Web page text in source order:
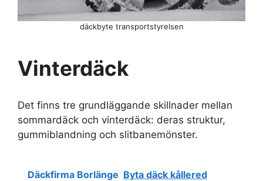
Vinterdäck
Det finns tre grundläggande skillnader mellan
sommardäck och vinterdäck: deras struktur,
gummiblandning och slitbanemönster.
Däckfirma Borlänge Byta däck kållered
däckbyte transportstyrelsen